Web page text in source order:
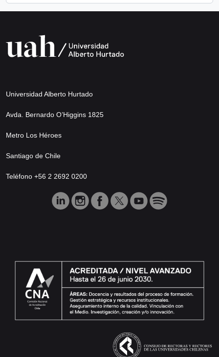
Universidad Alberto Hurtado
Avda. Bernardo O’Higgins 1825
Metro Los Héroes
Santiago de Chile
Teléfono +56 2 2692 0200